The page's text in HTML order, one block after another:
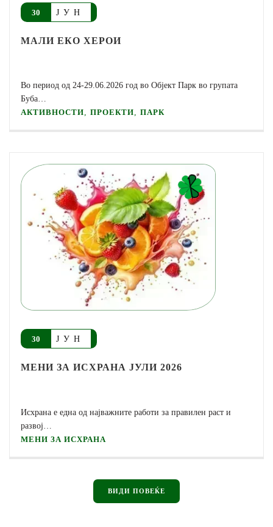
30 ЈУН
МАЛИ ЕКО ХЕРОИ
Во период од 24-29.06.2026 год во Oбјект Парк во групата
Буба…
АКТИВНОСТИ, ПРОЕКТИ, ПАРК
30 ЈУН
МЕНИ ЗА ИСХРАНА ЈУЛИ 2026
Исхрана е една од најважните работи за правилен раст и
развој…
МЕНИ ЗА ИСХРАНА
ВИДИ ПОВЕЌЕ